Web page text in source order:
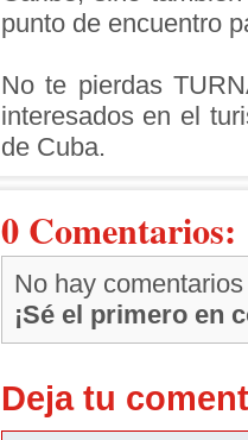
punto de encuentro
No te pierdas
interesados en el
de Cuba.
0 Comentarios:
No hay comentarios
¡Sé el primero en
Deja tu